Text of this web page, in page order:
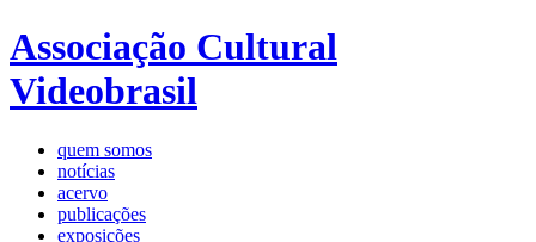
Associação Cultural
Videobrasil
quem somos
notícias
acervo
publicações
exposições